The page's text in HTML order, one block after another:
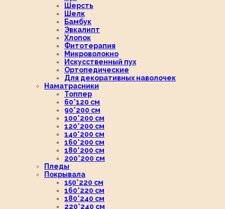
Шерсть
Шелк
Бамбук
Эвкалипт
Хлопок
Фитотерапия
Микроволокно
Искусственный пух
Ортопедические
Для декоративных наволочек
Наматрасники
Топпер
60*120 см
90*200 см
100*200 см
120*200 см
140*200 см
160*200 см
180*200 см
200*200 см
Пледы
Покрывала
150*220 см
160*220 см
180*240 см
220*240 см